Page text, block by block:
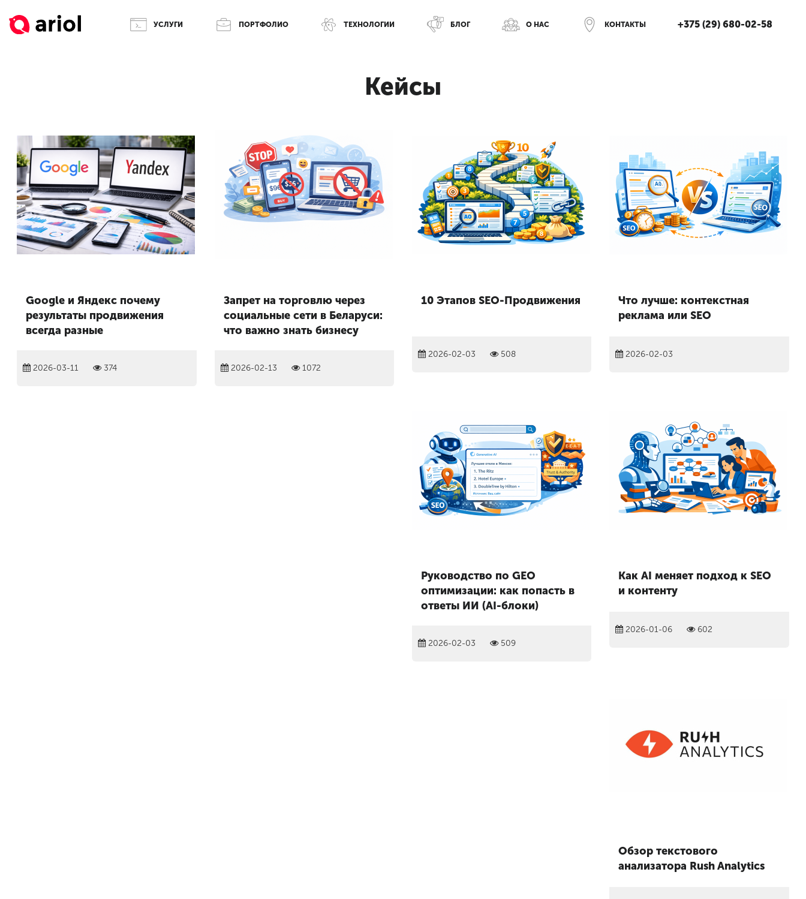
УСЛУГИ ПОРТФОЛИО ТЕХНОЛОГИИ БЛОГ О НАС КОНТАКТЫ +375 (29) 680-02-58
Кейсы
Google и Яндекс почему
результаты продвижения
всегда разные
2026-03-11 374
Запрет на торговлю через
социальные сети в Беларуси:
что важно знать бизнесу
2026-02-13 1072
10 Этапов SEO-Продвижения
2026-02-03 508
Что лучше: контекстная
реклама или SEO
2026-02-03
Руководство по GEO
оптимизации: как попасть в
ответы ИИ (AI-блоки)
2026-02-03 509
Как AI меняет подход к SEO
и контенту
2026-01-06 602
Обзор текстового
анализатора Rush Analytics